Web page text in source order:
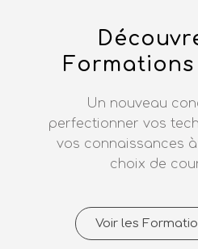
Un nouveau
perfectionner vos
vos connaissances
choix de
Voir les